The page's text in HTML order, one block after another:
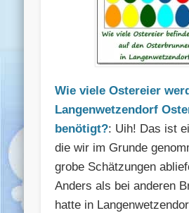
Wie viele Ostereier
Langenwetzendorf
benötigt?: Uih! Das ist
die wir im Grunde
grobe Schätzungen
Anders als bei anderen
hatte in